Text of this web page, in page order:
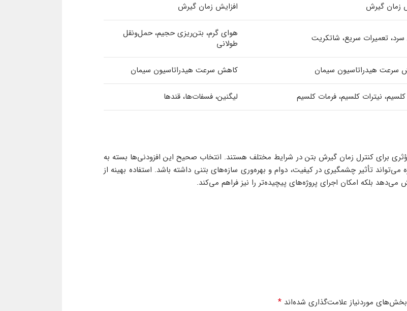
زمان گیرش افزایش زمان گیرش
تعمیرات سریع، شاتکریت
هوای گرم، بتن‌ریزی حجیم، حمل‌ونقل
طولانی
سرعت هیدراتاسیون سیمان کاهش سرعت هیدراتاسیون سیمان
کلسیم، نیترات کلسیم، فرمات کلسیم لیگنین، فسفات‌ها، قندها
مؤثری برای کنترل زمان گیرش بتن در شرایط مختلف هستند. انتخاب صحیح این افزودنی‌ها بسته به
تأثیر چشمگیری در کیفیت، دوام و بهره‌وری سازه‌های بتنی داشته باشد. استفاده بهینه از
می‌دهد بلکه امکان اجرای پروژه‌های پیچیده‌تر را نیز فراهم می‌کند.
بخش‌های موردنیاز علامت‌گذاری شده‌اند *